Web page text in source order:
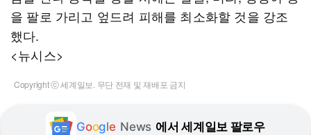
을 팔로 가리고 엎드려 피해를 최소화할 것을 강조
했다.
<뉴시스>
Copyright ⓒ 세계일보. 무단 전재 및 재배포 금지
Google News 에서 세계일보 팔로우